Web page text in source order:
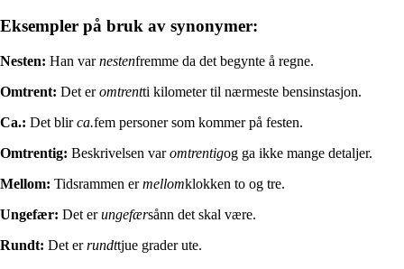
Eksempler på bruk av synonymer:
Nesten: Han varnestenfremme da det begynte å regne.
Omtrent: Det eromtrentti kilometer til nærmeste bensinstasjon.
Ca.: Det blirca.fem personer som kommer på festen.
Omtrentig: Beskrivelsen varomtrentigog ga ikke mange detaljer.
Mellom: Tidsrammen ermellomklokken to og tre.
Ungefær: Det erungefærsånn det skal være.
Rundt: Det errundttjue grader ute.